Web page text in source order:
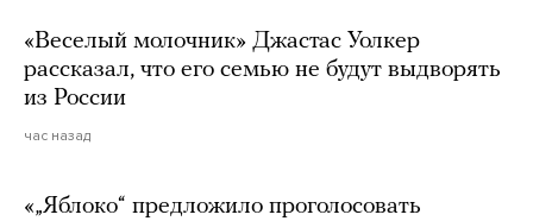
«Веселый молочник» Джастас Уолкер
рассказал, что его семью не будут выдворять
из России
час назад
«„Яблоко“ предложило проголосовать